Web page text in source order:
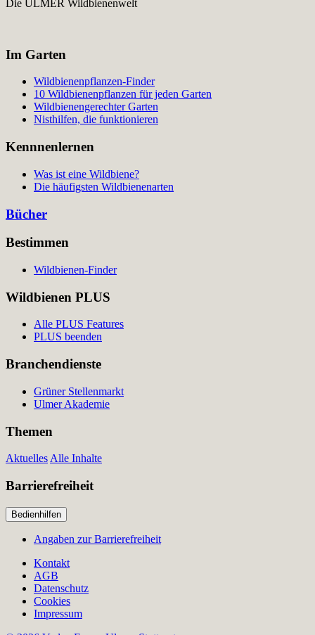
Die ULMER Wildbienenwelt
Im Garten
Wildbienenpflanzen-Finder
10 Wildbienenpflanzen für jeden Garten
Wildbienengerechter Garten
Nisthilfen, die funktionieren
Kennnenlernen
Was ist eine Wildbiene?
Die häufigsten Wildbienenarten
Bücher
Bestimmen
Wildbienen-Finder
Wildbienen PLUS
Alle PLUS Features
PLUS beenden
Branchendienste
Grüner Stellenmarkt
Ulmer Akademie
Themen
Aktuelles Alle Inhalte
Barrierefreiheit
Bedienhilfen
Angaben zur Barrierefreiheit
Kontakt
AGB
Datenschutz
Cookies
Impressum